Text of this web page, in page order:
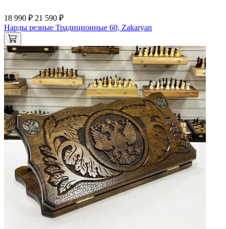
18 990 ₽ 21 590 ₽
Нарды резные Традиционные 60, Zakaryan